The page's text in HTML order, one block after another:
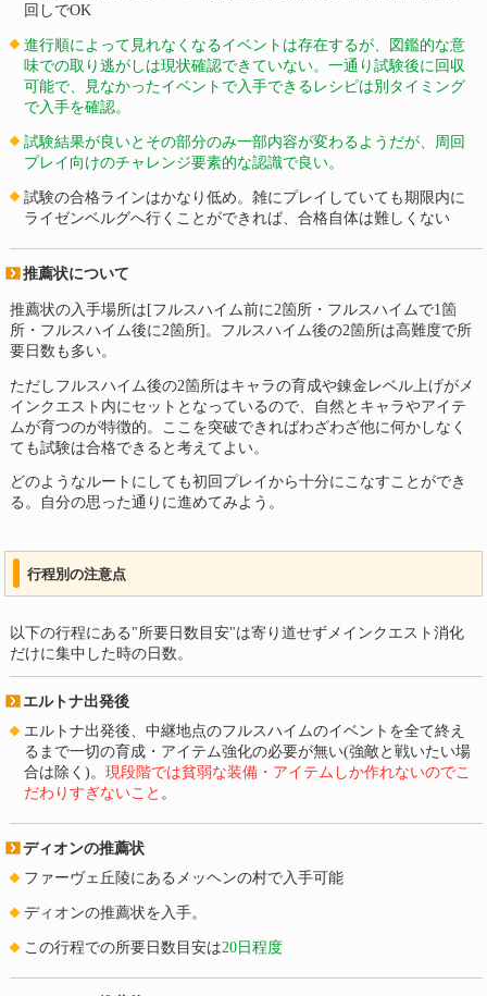
回しでOK
進行順によって見れなくなるイベントは存在するが、図鑑的な意
味での取り逃がしは現状確認できていない。一通り試験後に回収
可能で、見なかったイベントで入手できるレシピは別タイミング
で入手を確認。
試験結果が良いとその部分のみ一部内容が変わるようだが、周回
プレイ向けのチャレンジ要素的な認識で良い。
試験の合格ラインはかなり低め。雑にプレイしていても期限内に
ライゼンベルグへ行くことができれば、合格自体は難しくない
推薦状について
推薦状の入手場所は[フルスハイム前に2箇所・フルスハイムで1箇
所・フルスハイム後に2箇所]。フルスハイム後の2箇所は高難度で所
要日数も多い。
ただしフルスハイム後の2箇所はキャラの育成や錬金レベル上げがメ
インクエスト内にセットとなっているので、自然とキャラやアイテ
ムが育つのが特徴的。ここを突破できればわざわざ他に何かしなく
ても試験は合格できると考えてよい。
どのようなルートにしても初回プレイから十分にこなすことができ
る。自分の思った通りに進めてみよう。
行程別の注意点
以下の行程にある"所要日数目安"は寄り道せずメインクエスト消化
だけに集中した時の日数。
エルトナ出発後
エルトナ出発後、中継地点のフルスハイムのイベントを全て終え
るまで一切の育成・アイテム強化の必要が無い(強敵と戦いたい場
合は除く)。現段階では貧弱な装備・アイテムしか作れないのでこ
だわりすぎないこと 。
ディオンの推薦状
ファーヴェ丘陵にあるメッヘンの村で入手可能
ディオンの推薦状を入手。
この行程での所要日数目安は20日程度